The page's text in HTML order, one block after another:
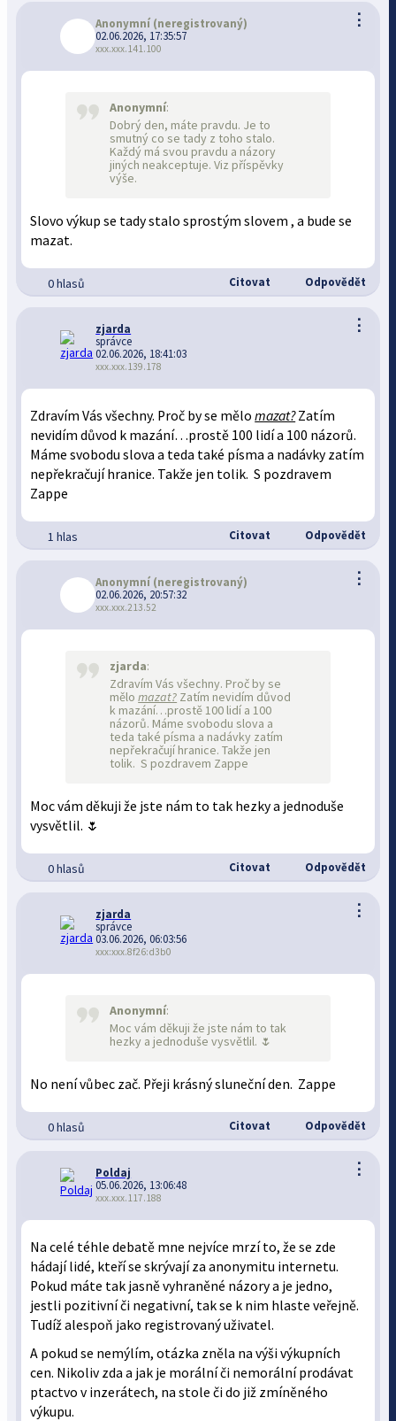
⋮
Anonymní (neregistrovaný)
02.06.2026, 17:35:57
xxx.xxx.141.100
Anonymní:
Dobrý den, máte pravdu. Je to
smutný co se tady z toho stalo.
Každý má svou pravdu a názory
jiných neakceptuje. Viz příspěvky
výše.
Slovo výkup se tady stalo sprostým slovem , a bude se
mazat.
0 hlasů Citovat Odpovědět
⋮
zjarda
správce
02.06.2026, 18:41:03
xxx.xxx.139.178
Zdravím Vás všechny. Proč by se mělomazat?Zatím
nevidím důvod k mazání…prostě 100 lidí a 100 názorů.
Máme svobodu slova a teda také písma a nadávky zatím
nepřekračují hranice. Takže jen tolik. S pozdravem
Zappe
1 hlas Citovat Odpovědět
⋮
Anonymní (neregistrovaný)
02.06.2026, 20:57:32
xxx.xxx.213.52
zjarda:
Zdravím Vás všechny. Proč by se
mělomazat? Zatím nevidím důvod
k mazání…prostě 100 lidí a 100
názorů. Máme svobodu slova a
teda také písma a nadávky zatím
nepřekračují hranice. Takže jen
tolik. S pozdravem Zappe
Moc vám děkuji že jste nám to tak hezky a jednoduše
vysvětlil. 🌷
0 hlasů Citovat Odpovědět
⋮
zjarda
správce
03.06.2026, 06:03:56
xxx:xxx.8f26:d3b0
Anonymní:
Moc vám děkuji že jste nám to tak
hezky a jednoduše vysvětlil. 🌷
No není vůbec zač. Přeji krásný sluneční den. Zappe
0 hlasů Citovat Odpovědět
⋮
Poldaj
05.06.2026, 13:06:48
xxx.xxx.117.188
Na celé téhle debatě mne nejvíce mrzí to, že se zde
hádají lidé, kteří se skrývají za anonymitu internetu.
Pokud máte tak jasně vyhraněné názory a je jedno,
jestli pozitivní či negativní, tak se k nim hlaste veřejně.
Tudíž alespoň jako registrovaný uživatel.
A pokud se nemýlím, otázka zněla na výši výkupních
cen. Nikoliv zda a jak je morální či nemorální prodávat
ptactvo v inzerátech, na stole či do již zmíněného
výkupu.